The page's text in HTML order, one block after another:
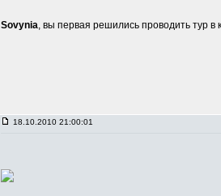
Sovynia, вы первая решились проводить тур в
18.10.2010 21:00:01